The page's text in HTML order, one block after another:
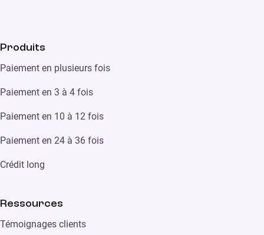
Produits
Paiement en plusieurs fois
Paiement en 3 à 4 fois
Paiement en 10 à 12 fois
Paiement en 24 à 36 fois
Crédit long
Ressources
Témoignages clients